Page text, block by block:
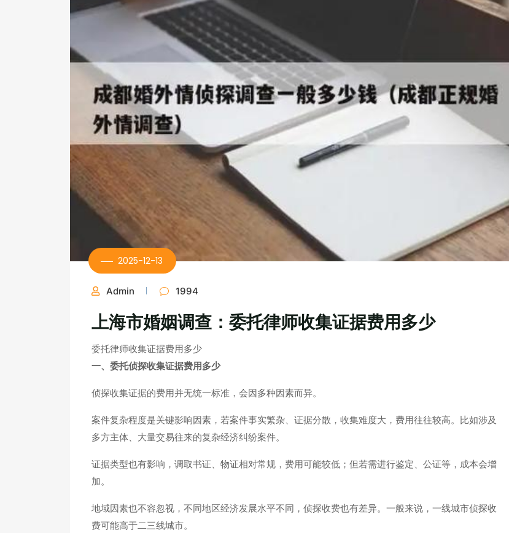
2025-12-13
Admin 1994
上海市婚姻调查：委托律师收集证据费用多少
委托律师收集证据费用多少
一、委托侦探收集证据费用多少
侦探收集证据的费用并无统一标准，会因多种因素而异。
案件复杂程度是关键影响因素，若案件事实繁杂、证据分散，收集难度大，费用往往较高。比如涉及
多方主体、大量交易往来的复杂经济纠纷案件。
证据类型也有影响，调取书证、物证相对常规，费用可能较低；但若需进行鉴定、公证等，成本会增
加。
地域因素也不容忽视，不同地区经济发展水平不同，侦探收费也有差异。一般来说，一线城市侦探收
费可能高于二三线城市。